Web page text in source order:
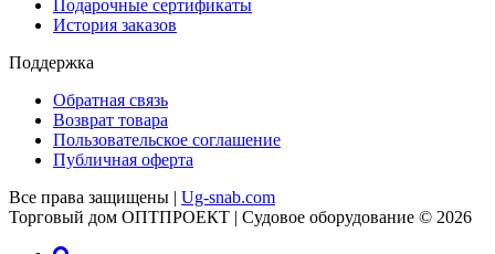
Подарочные сертификаты
История заказов
Поддержка
Обратная связь
Возврат товара
Пользовательское соглашение
Публичная оферта
Все права защищены | Ug-snab.com
Торговый дом ОПТПРОЕКТ | Судовое оборудование © 2026